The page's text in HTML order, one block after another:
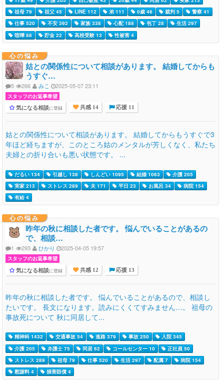
祖母 79
祖父 45 LINE 112 弟 111 0歳 46 裁判 5
警察 41
仕事 520
不安 392 家族 338 心配 188 包丁 28
生活 297
喧嘩 88
貯金 22 高校受験 13 性被害 4
心の悩み
姑との関係性について相談があります。 結婚してからも
うすぐ…
5 266 みこ 2025-05-07 23:11
スタッフのお返事希望
気になる相談に登録 共感 14 応援 11
姑との関係性について相談があります。 結婚してからもうすぐで3
年ほど経ちますが、このところ姑のメンタルが芳しくなく、私たち
夫婦との折り合いも悪い状態です。 ...
だるい 134 引越し 138 しんどい 1095 結婚 1063
介護 205
実家 213
ストレス 289 夫 171 平日 23 お風呂 34
病院 154
有給 4
心の悩み
昨年の秋に相談した者です。 悩んでいることがあるの
で、相談…
1 293 ひかり 2025-04-05 19:57
スタッフのお返事希望
気になる相談に登録 共感 12 応援 13
昨年の秋に相談した者です。 悩んでいることがあるので、相談し
たいです。 長文になります。読みにくくてすみません…。 祖母の
事故死について 秋に同居して...
精神科 1432 交通事故 54 進路 379 事故 250
入院 345
介護 205
弁護士 75 同居 62 コールセンター 10
正社員 50
ストレス 289
祖母 79 仕事 520 生活 297 配属 7
病院 154
慰謝料 4
損害賠償 4